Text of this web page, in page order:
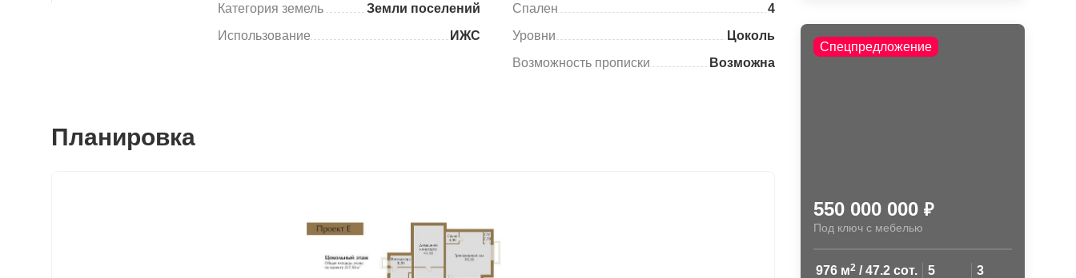
Категория земель
Земли поселений
Использование
ИЖС
Спален
4
Уровни
Цоколь
Возможность прописки
Возможна
Планировка
Спецпредложение
550 000 000 ₽
Под ключ с мебелью
976 м2 / 47.2 сот. 5 3